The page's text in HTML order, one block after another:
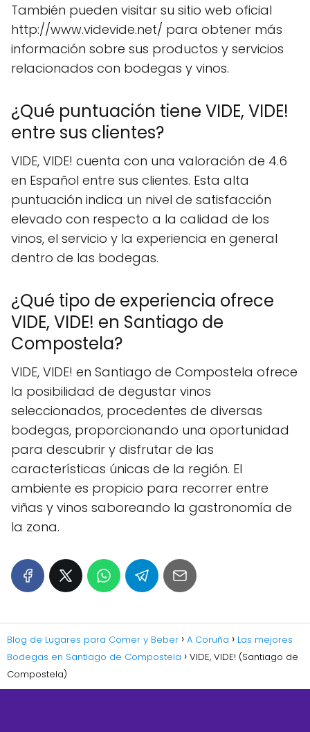
También pueden visitar su sitio web oficial
http://www.videvide.net/ para obtener más
información sobre sus productos y servicios
relacionados con bodegas y vinos.
¿Qué puntuación tiene VIDE, VIDE!
entre sus clientes?
VIDE, VIDE! cuenta con una valoración de 4.6
en Español entre sus clientes. Esta alta
puntuación indica un nivel de satisfacción
elevado con respecto a la calidad de los
vinos, el servicio y la experiencia en general
dentro de las bodegas.
¿Qué tipo de experiencia ofrece
VIDE, VIDE! en Santiago de
Compostela?
VIDE, VIDE! en Santiago de Compostela ofrece
la posibilidad de degustar vinos
seleccionados, procedentes de diversas
bodegas, proporcionando una oportunidad
para descubrir y disfrutar de las
características únicas de la región. El
ambiente es propicio para recorrer entre
viñas y vinos saboreando la gastronomía de
la zona.
Blog de Lugares para Comer y Beber A Coruña
Las mejores
Bodegas en Santiago de Compostela
VIDE, VIDE! (Santiago de
Compostela)